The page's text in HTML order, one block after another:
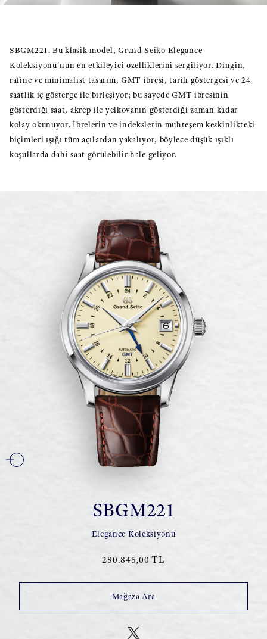
SBGM221. Bu klasik model, Grand Seiko Elegance
Koleksiyonu'nun en etkileyici özelliklerini sergiliyor. Dingin,
rafine ve minimalist tasarım, GMT ibresi, tarih göstergesi ve 24
saatlik iç gösterge ile birleşiyor; bu sayede GMT ibresinin
gösterdiği saat, akrep ile yelkovanın gösterdiği zaman kadar
kolay okunuyor. İbrelerin ve indekslerin muhteşem keskinlikteki
biçimleri ışığı tüm açılardan yakalıyor, böylece düşük ışıklı
koşullarda dahi saat görülebilir hale geliyor.
SBGM221
Elegance Koleksiyonu
280.845,00 TL
Mağaza Ara